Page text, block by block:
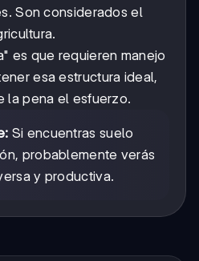
Son considerados el
es que requieren manejo
esa estructura ideal,
la pena el esfuerzo.
Si encuentras suelo
probablemente verás
y productiva.